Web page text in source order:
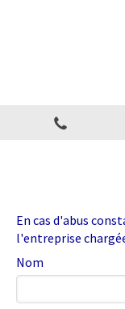
En cas d'abus
l'entreprise
Nom